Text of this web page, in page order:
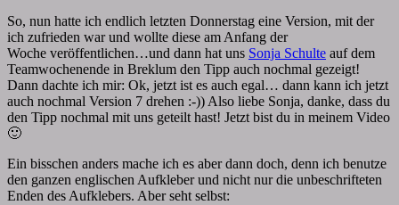
So, nun hatte ich endlich letzten Donnerstag eine Version, mit der
ich zufrieden war und wollte diese am Anfang der
Woche veröffentlichen…und dann hat uns Sonja Schulte auf dem
Teamwochenende in Breklum den Tipp auch nochmal gezeigt!
Dann dachte ich mir: Ok, jetzt ist es auch egal… dann kann ich jetzt
auch nochmal Version 7 drehen :-)) Also liebe Sonja, danke, dass du
den Tipp nochmal mit uns geteilt hast! Jetzt bist du in meinem Video
🙂
Ein bisschen anders mache ich es aber dann doch, denn ich benutze
den ganzen englischen Aufkleber und nicht nur die unbeschrifteten
Enden des Aufklebers. Aber seht selbst: